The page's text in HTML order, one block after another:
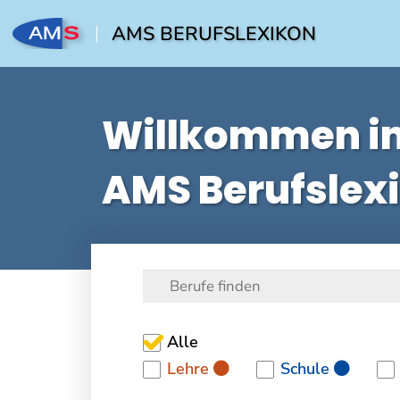
AMS BERUFSLEXIKON
Willkommen
AMS
Alle
Lehre
Schule